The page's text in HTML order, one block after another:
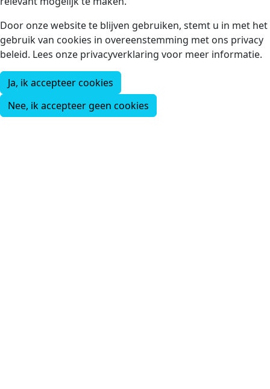
Door onze website te blijven gebruiken, stemt u in met het
gebruik van cookies in overeenstemming met ons privacy
beleid. Lees onze privacyverklaring voor meer informatie.
Ja, ik accepteer cookies
Nee, ik accepteer geen cookies